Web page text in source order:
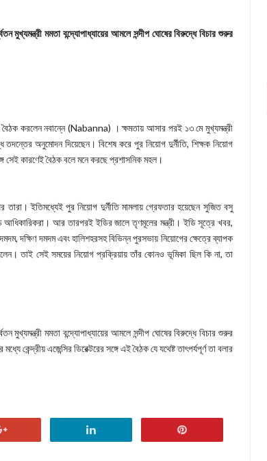
মমতা বন্দ্যোপাধ্যায়ের আমলে সন্দীপ ঘোষের বিরুদ্ধে বিচার শুরুর
করলেন নবান্নে (Nabanna) । ক্ষমতায় আসার পরই ১৩ মে মুখ্যমন্ত্রী
তদন্তের অনুমোদন দিয়েছেন। বিশেষ করে পুর নিয়োগ দুর্নীতি, শিক্ষক নিয়োগ
সেই কারণেই বৈঠক বলে মনে করছে প্রশাসনিক মহল।
ইতিমধ্যেই পুর নিয়োগ দুর্নীতি মামলায় গ্রেফতার হয়েছেন সুজিত বসু
আর তারপরই ইডির জালে তৃণমূলের মন্ত্রী। ইডি সূত্রে খবর,
দক্ষিণ দমদম এবং হালিশহরসহ বিভিন্ন পুরসভায় নিয়োগের ক্ষেত্রে ব্যাপক
তাই সেই সময়ের নিয়োগ প্রক্রিয়ায় তাঁর কোনও ভূমিকা ছিল কি না, তা
মমতা বন্দ্যোপাধ্যায়ের আমলে সন্দীপ ঘোষের বিরুদ্ধে বিচার শুরুর
এজেন্সির ডিরেক্টরের সঙ্গে এই বৈঠক যে যথেষ্ট তাৎপর্যপূর্ণ তা বলার